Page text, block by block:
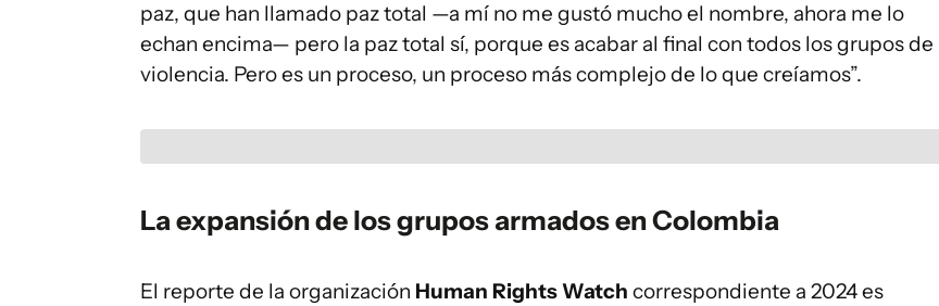
paz, que han llamado paz total —a mí no me gustó mucho el nombre, ahora me lo
echan encima— pero la paz total sí, porque es acabar al final con todos los grupos de
violencia. Pero es un proceso, un proceso más complejo de lo que creíamos”.
La expansión de los grupos armados en Colombia
El reporte de la organización Human Rights Watch correspondiente a 2024 es